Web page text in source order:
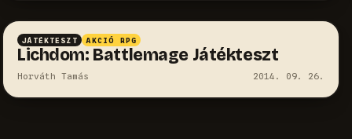
JÁTÉKTESZT AKCIÓ RPG
Lichdom: Battlemage Játékteszt
Horváth Tamás 2014. 09. 26.